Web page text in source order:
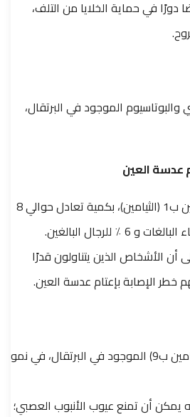
في حماية الخلايا من التلف،
الموجود في البرتقال،
عدسة العين
يحتوي البرتقال على فيتامين ب1 (الثيامين)، بكمية تعادل حوالي 8
للرجال البالغين.
أن الأشخاص الذين يتناولون قدرًا
خطر الإصابة بإعتام عدسة العين.
يساعد حمض الفوليك (فيتامين ب9) الموجود في البرتقال، في نمو
يمكن أن تمنع عيوب الأنبوب العصبي؛